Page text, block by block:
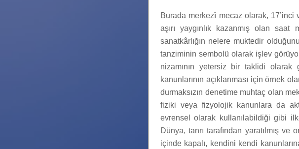
Burada merkezî mecaz olarak,
aşırı yaygınlık kazanmış olan
sanatkârlığın nelere muktedir
tanziminin sembolü olarak işlev
nizamının yetersiz bir taklidi olarak
kanunlarının açıklanması için örnek
durmaksızın denetime muhtaç olan
fiziki veya fizyolojik kanunlara da
evrensel olarak kullanılabildiği gibi
Dünya, tanrı tarafından yaratılmış
içinde kapalı, kendini kendi